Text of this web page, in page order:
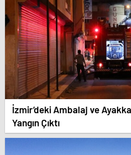
İzmir’deki Ambalaj ve
Yangın Çıktı